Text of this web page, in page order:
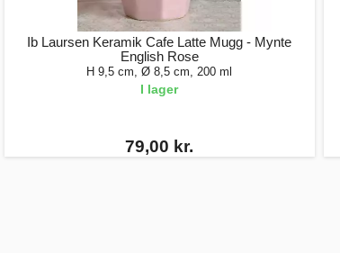
Ib Laursen Keramik Cafe Latte Mugg - Mynte
English Rose
H 9,5 cm, Ø 8,5 cm, 200 ml
I lager
79,00 kr.